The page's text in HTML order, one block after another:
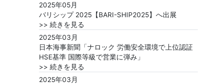
2025年05月
バリシップ 2025【BARI-SHIP2025】へ出展
>> 続きを見る
2025年03月
日本海事新聞「ナロック 労働安全環境で上位認証
HSE基準 国際等級で営業に弾み」
>> 続きを見る
2025年03月